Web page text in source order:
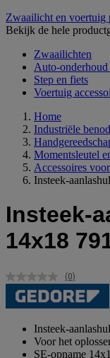
Zwaailicht en voertuig
Bekijk de hele
Zwaailichten
Auto-onderhoud
Step en fiets
Voertuig
Home
Industriële
Momentsleutel
Accessoires
Insteek-
Insteek-
14x18
Geen
Dezelfde
(0)
Insteek-
Voor het
SE-opname